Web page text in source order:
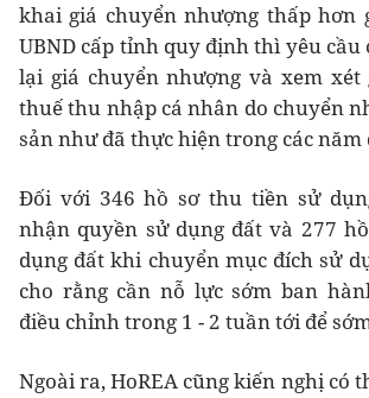
khai giá chuyển nhượng thấp hơn
UBND cấp tỉnh quy định thì yêu cầu
lại giá chuyển nhượng và xem
thuế thu nhập cá nhân do chuyển
sản như đã thực hiện trong các năm
Đối với 346 hồ sơ thu tiền sử
nhận quyền sử dụng đất và 277
dụng đất khi chuyển mục đích sử
cho rằng cần nỗ lực sớm ban
điều chỉnh trong 1 - 2 tuần tới để
Ngoài ra, HoREA cũng kiến nghị có